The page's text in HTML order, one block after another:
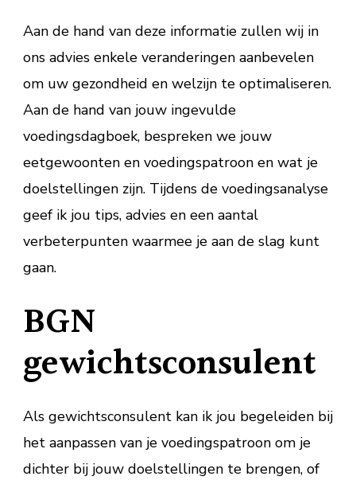
Aan de hand van deze informatie zullen wij in
ons advies enkele veranderingen aanbevelen
om uw gezondheid en welzijn te optimaliseren.
Aan de hand van jouw ingevulde
voedingsdagboek, bespreken we jouw
eetgewoonten en voedingspatroon en wat je
doelstellingen zijn. Tijdens de voedingsanalyse
geef ik jou tips, advies en een aantal
verbeterpunten waarmee je aan de slag kunt
gaan.
BGN
gewichtsconsulent
Als gewichtsconsulent kan ik jou begeleiden bij
het aanpassen van je voedingspatroon om je
dichter bij jouw doelstellingen te brengen, of